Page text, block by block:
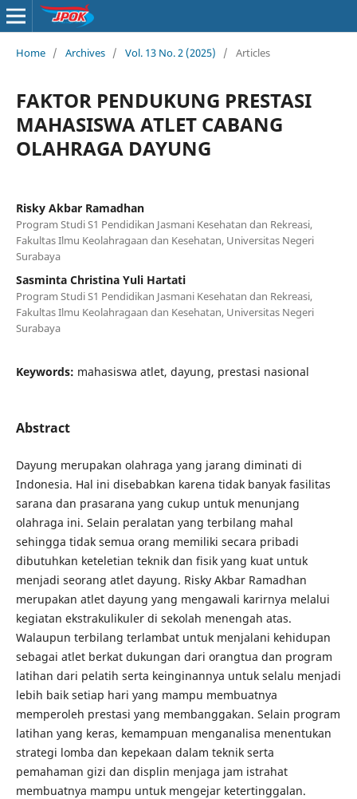
Home / Archives / Vol. 13 No. 2 (2025) / Articles
FAKTOR PENDUKUNG PRESTASI
MAHASISWA ATLET CABANG
OLAHRAGA DAYUNG
Risky Akbar Ramadhan
Program Studi S1 Pendidikan Jasmani Kesehatan dan Rekreasi,
Fakultas Ilmu Keolahragaan dan Kesehatan, Universitas Negeri
Surabaya
Sasminta Christina Yuli Hartati
Program Studi S1 Pendidikan Jasmani Kesehatan dan Rekreasi,
Fakultas Ilmu Keolahragaan dan Kesehatan, Universitas Negeri
Surabaya
Keywords: mahasiswa atlet, dayung, prestasi nasional
Abstract
Dayung merupakan olahraga yang jarang diminati di
Indonesia. Hal ini disebabkan karena tidak banyak fasilitas
sarana dan prasarana yang cukup untuk menunjang
olahraga ini. Selain peralatan yang terbilang mahal
sehingga tidak semua orang memiliki secara pribadi
dibutuhkan keteletian teknik dan fisik yang kuat untuk
menjadi seorang atlet dayung. Risky Akbar Ramadhan
merupakan atlet dayung yang mengawali karirnya melalui
kegiatan ekstrakulikuler di sekolah menengah atas.
Walaupun terbilang terlambat untuk menjalani kehidupan
sebagai atlet berkat dukungan dari orangtua dan program
latihan dari pelatih serta keinginannya untuk selalu menjadi
lebih baik setiap hari yang mampu membuatnya
memperoleh prestasi yang membanggakan. Selain program
latihan yang keras, kemampuan menganalisa menentukan
strategi lomba dan kepekaan dalam teknik serta
pemahaman gizi dan displin menjaga jam istrahat
membuatnya mampu untuk mengejar ketertinggalan.